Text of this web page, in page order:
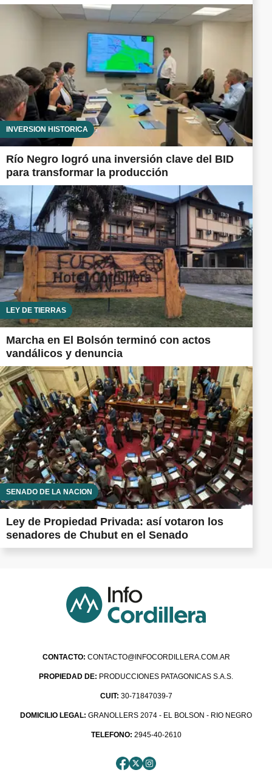
INVERSIÓN HISTÓRICA
Río Negro logró una inversión clave del BID
para transformar la producción
LEY DE TIERRAS
Marcha en El Bolsón terminó con actos
vandálicos y denuncia
SENADO DE LA NACIÓN
Ley de Propiedad Privada: así votaron los
senadores de Chubut en el Senado
CONTACTO: CONTACTO@INFOCORDILLERA.COM.AR
PROPIEDAD DE: PRODUCCIONES PATAGONICAS S.A.S.
CUIT: 30-71847039-7
DOMICILIO LEGAL: GRANOLLERS 2074 - EL BOLSON - RIO NEGRO
TELEFONO: 2945-40-2610